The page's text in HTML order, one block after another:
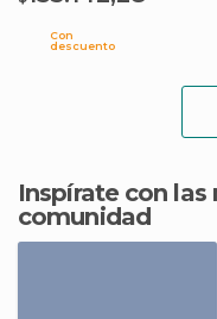
Con
descuento
Inspírate con las mejores listas de la
comunidad